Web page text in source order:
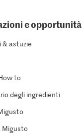
e opportunità
& astuzie
to
degli ingredienti
Migusto